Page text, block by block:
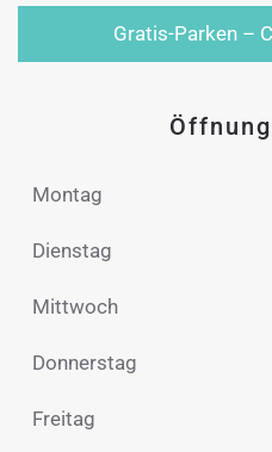
Gratis-Parken –
Montag
Dienstag
Mittwoch
Donnerstag
Freitag